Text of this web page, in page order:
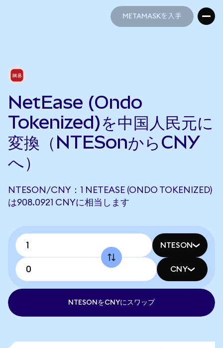
METAMASKを入手
NetEase (Ondo
Tokenized)を中国人民元に
変換（NTESonからCNY
へ）
NTESON/CNY：1 NETEASE (ONDO TOKENIZED)
は908.0921 CNYに相当します
NTESON
CNY
NTESONをCNYにスワップ